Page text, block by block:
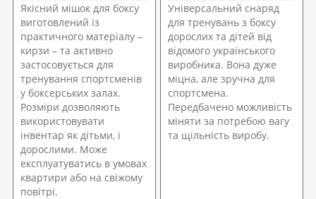
Якісний мішок для боксу
виготовлений із
практичного матеріалу –
кирзи – та активно
застосовується для
тренування спортсменів
у боксерських залах.
Розміри дозволяють
використовувати
інвентар як дітьми, і
дорослими. Може
експлуатуватись в умовах
квартири або на свіжому
повітрі.
Універсальний снаряд
для тренувань з боксу
дорослих та дітей від
відомого українського
виробника. Вона дуже
міцна, але зручна для
спортсмена.
Передбачено можливість
міняти за потребою вагу
та щільність виробу.